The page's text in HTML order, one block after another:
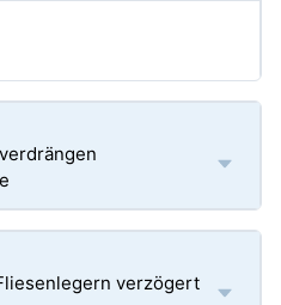
verzögert